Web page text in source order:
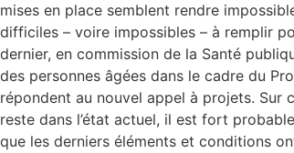
mises en place semblent rendre
difficiles – voire impossibles – à remplir
dernier, en commission de la Santé
des personnes âgées dans le cadre du
répondent au nouvel appel à projets. Sur
reste dans l’état actuel, il est fort
que les derniers éléments et conditions